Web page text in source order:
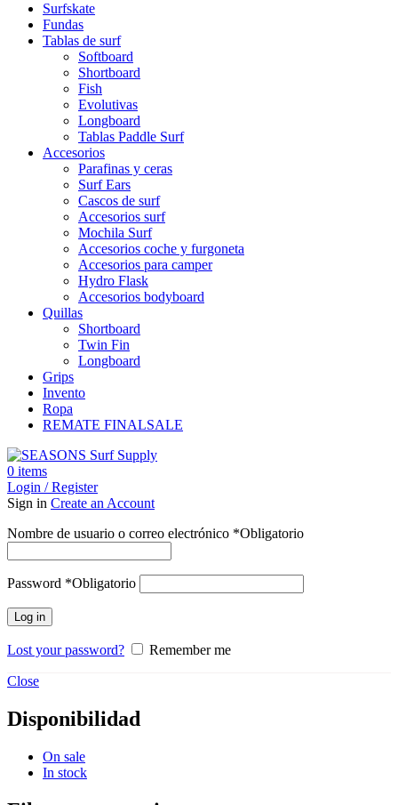
Surfskate
Fundas
Tablas de surf
Softboard
Shortboard
Fish
Evolutivas
Longboard
Tablas Paddle Surf
Accesorios
Parafinas y ceras
Surf Ears
Cascos de surf
Accesorios surf
Mochila Surf
Accesorios coche y furgoneta
Accesorios para camper
Hydro Flask
Accesorios bodyboard
Quillas
Shortboard
Twin Fin
Longboard
Grips
Invento
Ropa
REMATE FINALSALE
0 items
Login / Register
Sign in Create an Account
Nombre de usuario o correo electrónico *Obligatorio
Password *Obligatorio
Log in
Lost your password? Remember me
Close
Disponibilidad
On sale
In stock